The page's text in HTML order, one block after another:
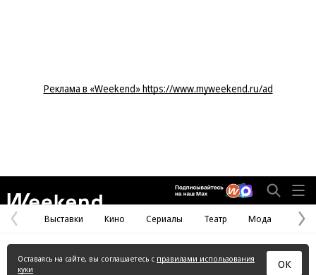
Реклама в «Weekend» https://www.myweekend.ru/ad
Предыдущая
страница
Выставки Кино Сериалы Театр Мода
Оставаясь на сайте, вы соглашаетесь с правилами использования
куки
ОК